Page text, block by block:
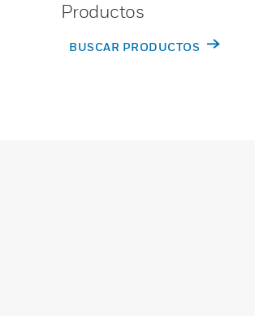
Productos
BUSCAR PRODUCTOS